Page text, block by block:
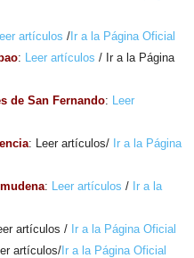
artículos / Ir a la Página Oficial
: Leer artículos / Ir a la Página
de San Fernando: Leer
: Leer artículos/ Ir a la Página
: Leer artículos / Ir a la
artículos / Ir a la Página Oficial
artículos/ Ir a la Página Oficial